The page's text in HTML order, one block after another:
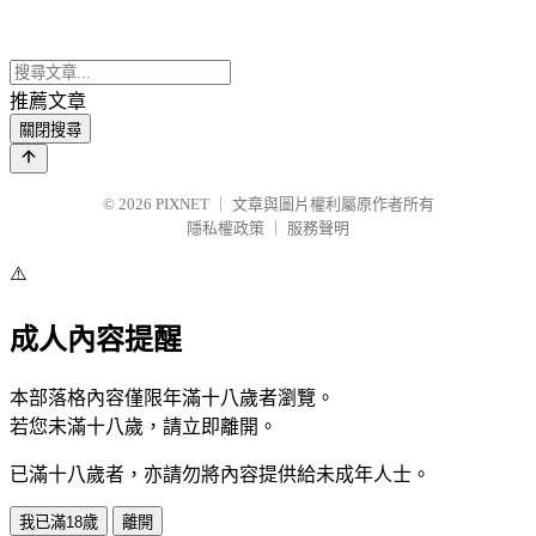
推薦文章
關閉搜尋
© 2026 PIXNET
文章與圖片權利屬原作者所有
隱私權政策
服務聲明
⚠️
成人內容提醒
本部落格內容僅限年滿十八歲者瀏覽。
若您未滿十八歲，請立即離開。
已滿十八歲者，亦請勿將內容提供給未成年人士。
我已滿18歲 離開